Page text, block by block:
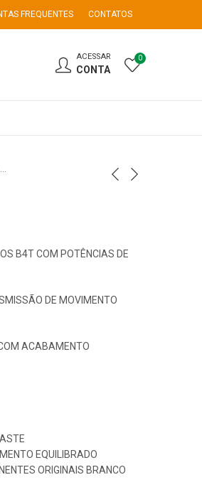
FREQUENTES CONTATOS
ACESSAR
CONTA
0
CUBO VOLANTE BRANCO B4T-4,0/5,5/6,5CV
B4T COM POTÊNCIAS DE
DE MOVIMENTO
ACABAMENTO
EQUILIBRADO
ORIGINAIS BRANCO